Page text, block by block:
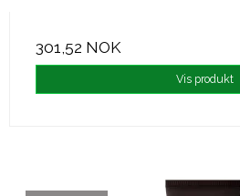
301,52 NOK
Vis produkt